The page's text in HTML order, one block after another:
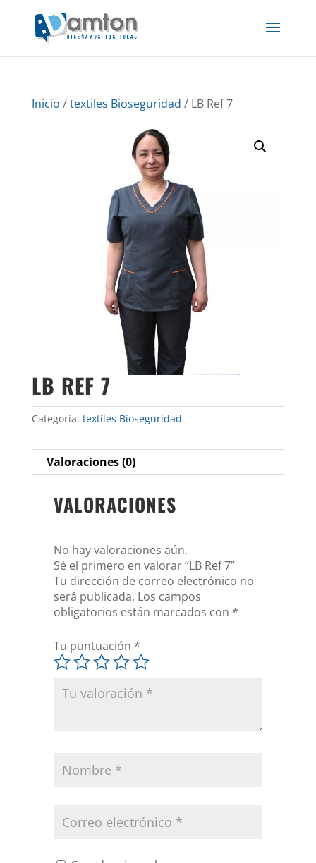
Inicio /textiles Bioseguridad / LB Ref 7
LB REF 7
Categoría: textiles Bioseguridad
Valoraciones (0)
VALORACIONES
No hay valoraciones aún.
Sé el primero en valorar “LB Ref 7”
Tu dirección de correo electrónico no
será publicada. Los campos
obligatorios están marcados con *
Tu puntuación *